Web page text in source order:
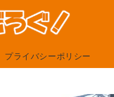
プライバシーポリシー